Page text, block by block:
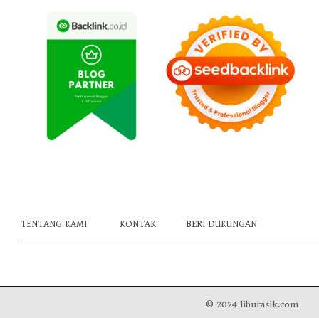
TENTANG KAMI KONTAK BERI DUKUNGAN
© 2024 liburasik.com